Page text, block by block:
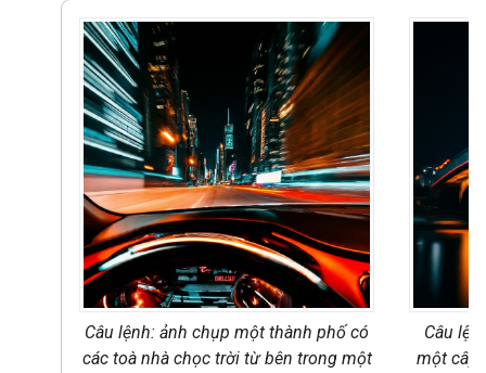
Câu lệnh: ảnh chụp một thành phố có
các toà nhà chọc trời từ bên trong một
Câu
một cây